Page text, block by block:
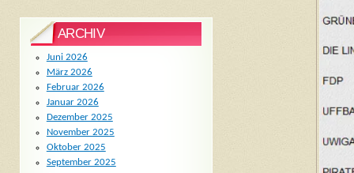
ARCHIV
Juni 2026
März 2026
Februar 2026
Januar 2026
Dezember 2025
November 2025
Oktober 2025
September 2025